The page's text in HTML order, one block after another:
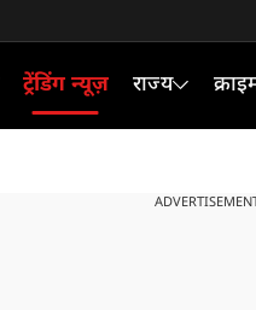
ट्रेंडिंग न्यूज़ राज्य